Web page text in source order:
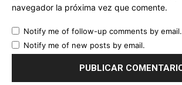
navegador la próxima vez que comente.
Notify me of follow-up comments by email.
Notify me of new posts by email.